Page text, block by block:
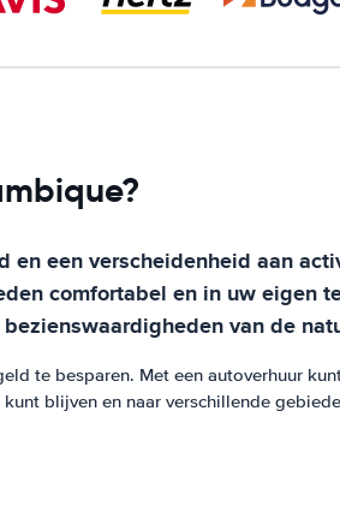
een verscheidenheid aan
comfortabel en in uw eigen
van de
te besparen. Met een autoverhuur
blijven en naar verschillende